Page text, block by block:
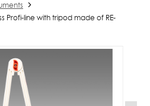
line with tripod made of RE-